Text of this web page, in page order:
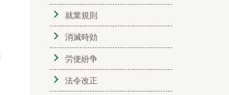
就業規則
消滅時効
労使紛争
法令改正